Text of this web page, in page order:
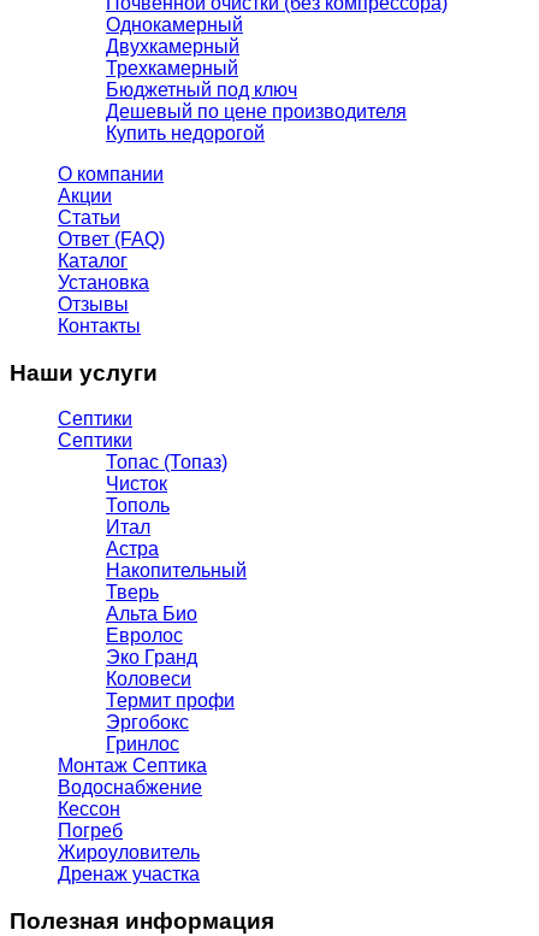
Однокамерный
Двухкамерный
Трехкамерный
Бюджетный под ключ
Дешевый по цене производителя
Купить недорогой
О компании
Акции
Статьи
Ответ (FAQ)
Каталог
Установка
Отзывы
Контакты
Наши услуги
Септики
Септики
Топас (Топаз)
Чисток
Тополь
Итал
Астра
Накопительный
Тверь
Альта Био
Евролос
Эко Гранд
Коловеси
Термит профи
Эргобокс
Гринлос
Монтаж Септика
Водоснабжение
Кессон
Погреб
Жироуловитель
Дренаж участка
Полезная информация